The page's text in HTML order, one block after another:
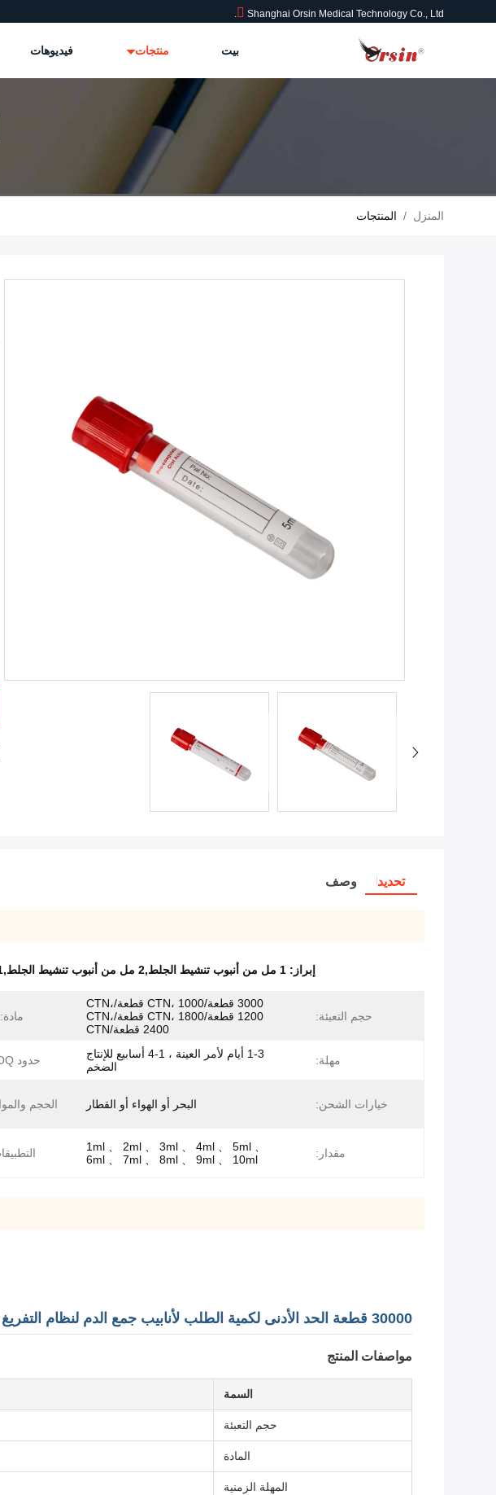
Shanghai Orsin Medical Technology Co., Ltd.
بيت منتجات فيديوهات
المنزل / المنتجات
تحديد وصف
إبراز: 1 مل من أنبوب تنشيط الجلط,2 مل من أنبوب تنشيط الجلط,1 مل من أنبوب لجمع الدم لتنشيط الجلط
حجم التعبئة:
3000 قطعة/CTN، 1000 قطعة/CTN،
1200 قطعة/CTN، 1800 قطعة/CTN،
2400 قطعة/CTN
مادة:
مهلة:
1-3 أيام لأمر العينة ، 1-4 أسابيع للإنتاج
الضخم
حدود MOQ:
خيارات الشحن: البحر أو الهواء أو القطار الحجم
مقدار:
1ml 、 2ml 、 3ml 、 4ml 、 5ml 、
6ml 、 7ml 、 8ml 、 9ml 、 10ml
30000 قطعة الحد الأدنى لكمية الطلب لأنابيب جمع الدم لنظام التفريغ مع منشط التجلط المتخصص
مواصفات المنتج
السمة
حجم التعبئة
المادة
المهلة الزمنية